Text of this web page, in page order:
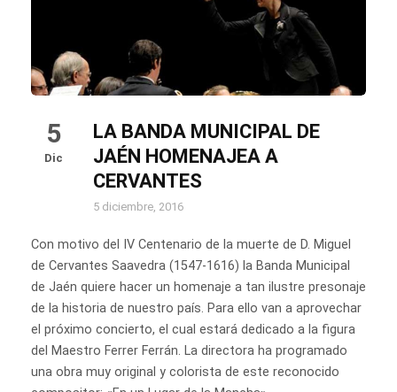
5
Dic
LA BANDA MUNICIPAL DE
JAÉN HOMENAJEA A
CERVANTES
5 diciembre, 2016
Con motivo del IV Centenario de la muerte de D. Miguel
de Cervantes Saavedra (1547-1616) la Banda Municipal
de Jaén quiere hacer un homenaje a tan ilustre presonaje
de la historia de nuestro país. Para ello van a aprovechar
el próximo concierto, el cual estará dedicado a la figura
del Maestro Ferrer Ferrán. La directora ha programado
una obra muy original y colorista de este reconocido